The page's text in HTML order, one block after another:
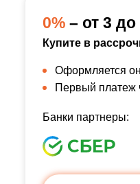
0% – от 3
Купите в
Оформляется
Первый платеж
Банки партнеры: